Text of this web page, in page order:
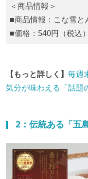
＜商品情報＞
■商品情報：こな雪と
■価格：540円（税込）
【もっと詳しく】 毎週
気分が味わえる「話題
2：伝統ある「五